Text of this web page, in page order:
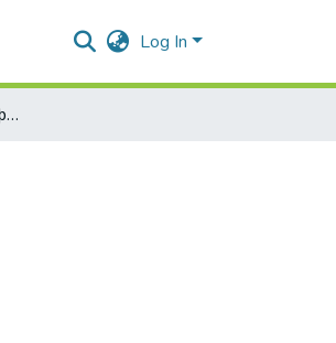
Log In
Вплив строків сівби на формування урожайності соняшнику